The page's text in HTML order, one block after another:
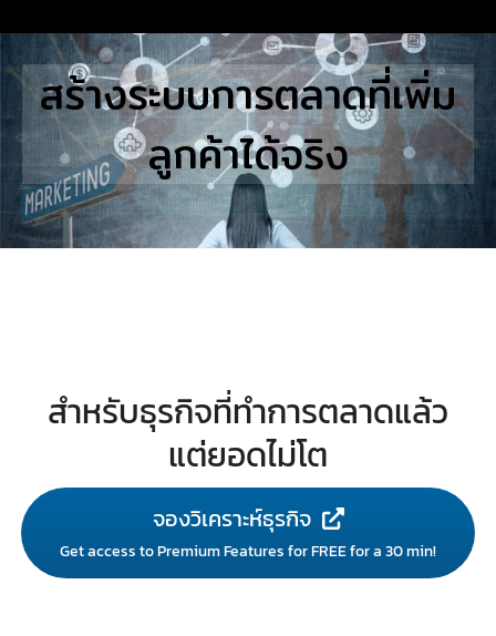
to
content
STUDIES
Search
for:สร้างระบบการตลาดที่เพิ่ม
ลูกค้าได้จริง
สำหรับธุรกิจที่ทำการตลาดแล้ว
แต่ยอดไม่โต
จองวิเคราะห์ธุรกิจ
Get access to Premium Features for FREE for a 30 min!